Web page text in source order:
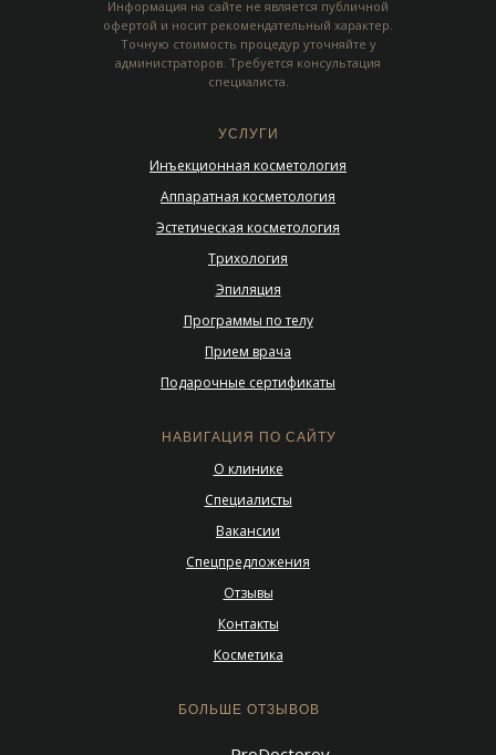
Информация на сайте не является публичной
офертой и носит рекомендательный характер.
Точную стоимость процедур уточняйте у
администраторов. Требуется консультация
специалиста.
УСЛУГИ
НАВИГАЦИЯ ПО САЙТУ
БОЛЬШЕ ОТЗЫВОВ
О клинике
Специалисты
Вакансии
Спецпредложения
Отзывы
Контакты
Косметика
Инъекционная косметология
Аппаратная косметология
Эстетическая косметология
Эпиляция
Программы по телу
Прием врача
Подарочные сертификаты
Трихология